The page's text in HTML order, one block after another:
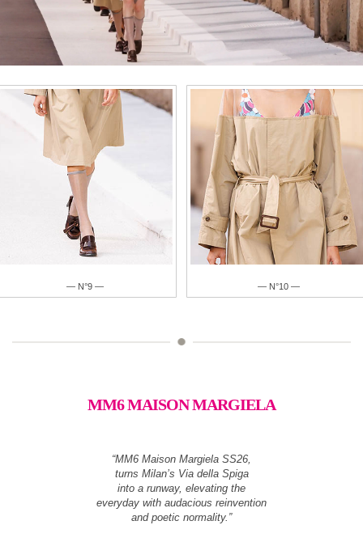
— N°10 — — N°11 —
MM6 MAISON MARGIELA
“MM6 Maison Margiela SS26,
turns Milan’s Via della Spiga
into a runway, elevating the
everyday with audacious reinvention
and poetic normality.”